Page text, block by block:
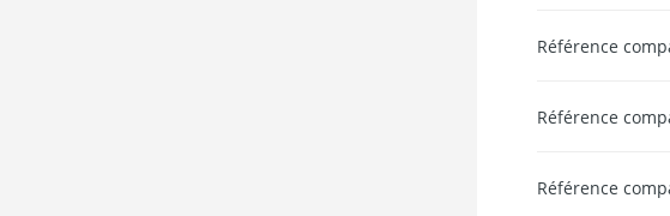
Référence
Référence
Référence